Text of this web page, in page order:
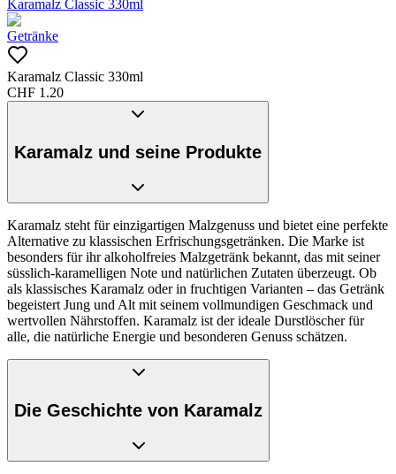
Karamalz Classic 330ml
Getränke
Karamalz Classic 330ml
CHF 1.20
Karamalz und seine Produkte
Karamalz steht für einzigartigen Malzgenuss und bietet eine perfekte
Alternative zu klassischen Erfrischungsgetränken. Die Marke ist
besonders für ihr alkoholfreies Malzgetränk bekannt, das mit seiner
süsslich-karamelligen Note und natürlichen Zutaten überzeugt. Ob
als klassisches Karamalz oder in fruchtigen Varianten – das Getränk
begeistert Jung und Alt mit seinem vollmundigen Geschmack und
wertvollen Nährstoffen. Karamalz ist der ideale Durstlöscher für
alle, die natürliche Energie und besonderen Genuss schätzen.
Die Geschichte von Karamalz